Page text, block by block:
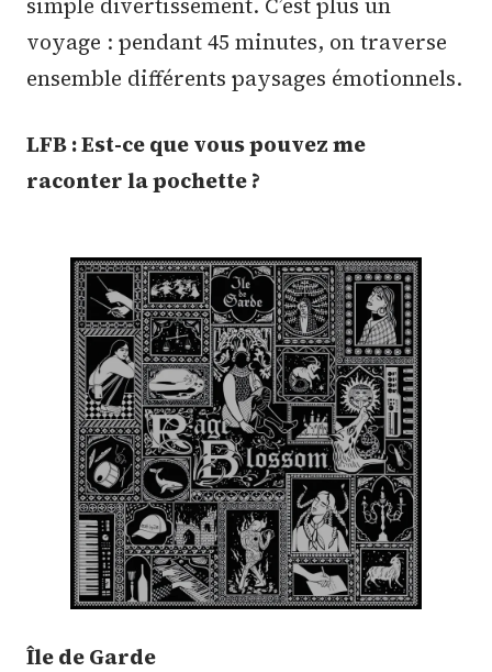
simple divertissement. C’est plus un
voyage : pendant 45 minutes, on traverse
ensemble différents paysages émotionnels.
LFB : Est-ce que vous pouvez me
raconter la pochette ?
Île de Garde